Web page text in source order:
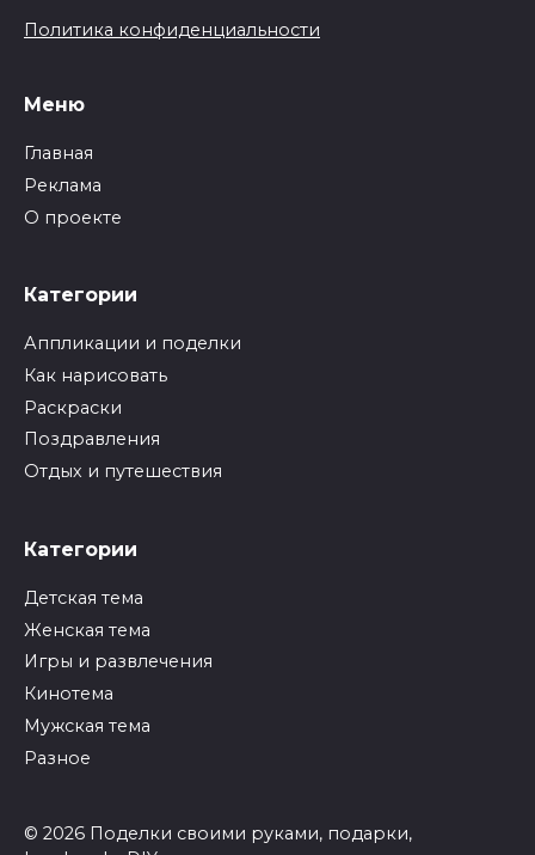
Политика конфиденциальности
Меню
Главная
Реклама
О проекте
Категории
Аппликации и поделки
Как нарисовать
Раскраски
Поздравления
Отдых и путешествия
Категории
Детская тема
Женская тема
Игры и развлечения
Кинотема
Мужская тема
Разное
© 2026 Поделки своими руками, подарки,